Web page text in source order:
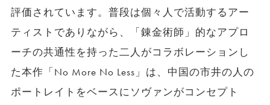
評価されています。普段は個々人で活動するアー
ティストでありながら、「錬金術師」的なアプロ
ーチの共通性を持った二人がコラボレーションし
た本作「No More No Less」は、中国の市井の人の
ポートレイトをベースにソヴァンがコンセプト